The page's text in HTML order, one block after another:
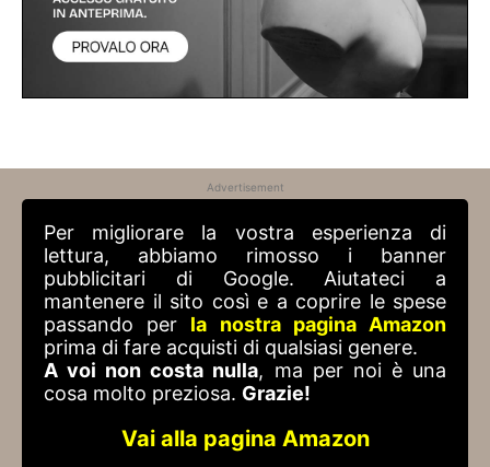
Advertisement
Per migliorare la vostra esperienza di
lettura, abbiamo rimosso i banner
pubblicitari di Google. Aiutateci a
mantenere il sito così e a coprire le spese
passando per la nostra pagina Amazon
prima di fare acquisti di qualsiasi genere.
A voi non costa nulla, ma per noi è una
cosa molto preziosa. Grazie!
Vai alla pagina Amazon